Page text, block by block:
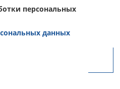
персональных
данных